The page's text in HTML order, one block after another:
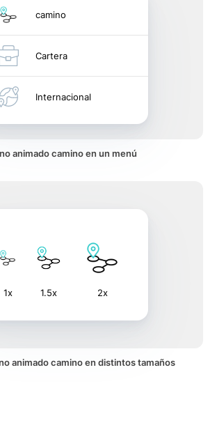
camino
Cartera
Internacional
animado camino en un menú
1x 1.5x 2x
animado camino en distintos tamaños